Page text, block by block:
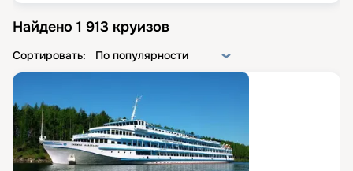
Найдено 1 913 круизов
Сортировать: По популярности